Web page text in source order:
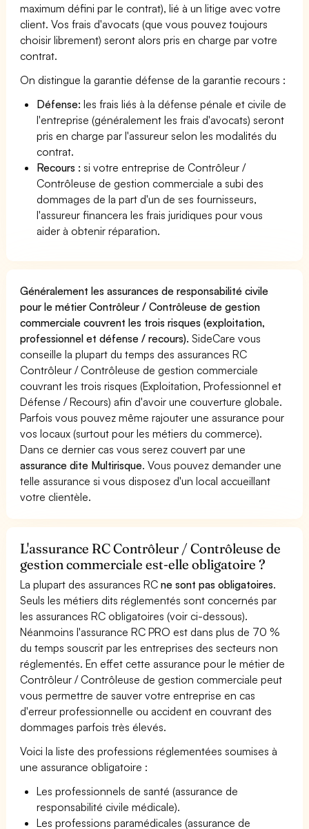
maximum défini par le contrat), lié à un litige avec votre
client. Vos frais d'avocats (que vous pouvez toujours
choisir librement) seront alors pris en charge par votre
contrat.
On distingue la garantie défense de la garantie recours :
Défense: les frais liés à la défense pénale et civile de
l'entreprise (généralement les frais d'avocats) seront
pris en charge par l'assureur selon les modalités du
contrat.
Recours : si votre entreprise de Contrôleur /
Contrôleuse de gestion commerciale a subi des
dommages de la part d'un de ses fournisseurs,
l'assureur financera les frais juridiques pour vous
aider à obtenir réparation.
Généralement les assurances de responsabilité civile
pour le métier Contrôleur / Contrôleuse de gestion
commerciale couvrent les trois risques (exploitation,
professionnel et défense / recours). SideCare vous
conseille la plupart du temps des assurances RC
Contrôleur / Contrôleuse de gestion commerciale
couvrant les trois risques (Exploitation, Professionnel et
Défense / Recours) afin d'avoir une couverture globale.
Parfois vous pouvez même rajouter une assurance pour
vos locaux (surtout pour les métiers du commerce).
Dans ce dernier cas vous serez couvert par une
assurance dite Multirisque. Vous pouvez demander une
telle assurance si vous disposez d'un local accueillant
votre clientèle.
L'assurance RC Contrôleur / Contrôleuse de
gestion commerciale est-elle obligatoire ?
La plupart des assurances RCne sont pas obligatoires.
Seuls les métiers dits réglementés sont concernés par
les assurances RC obligatoires (voir ci-dessous).
Néanmoins l'assurance RC PRO est dans plus de 70 %
du temps souscrit par les entreprises des secteurs non
réglementés. En effet cette assurance pour le métier de
Contrôleur / Contrôleuse de gestion commerciale peut
vous permettre de sauver votre entreprise en cas
d'erreur professionnelle ou accident en couvrant des
dommages parfois très élevés.
Voici la liste des professions réglementées soumises à
une assurance obligatoire :
Les professionnels de santé (assurance de
responsabilité civile médicale).
Les professions paramédicales (assurance de